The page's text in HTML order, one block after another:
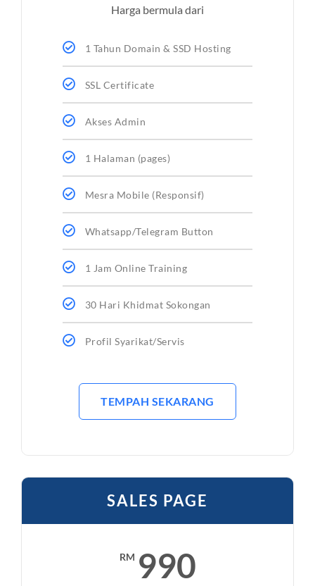
Harga bermula dari
1 Tahun Domain & SSD Hosting
SSL Certificate
Akses Admin
1 Halaman (pages)
Mesra Mobile (Responsif)
Whatsapp/Telegram Button
1 Jam Online Training
30 Hari Khidmat Sokongan
Profil Syarikat/Servis
TEMPAH SEKARANG
SALES PAGE
RM 990